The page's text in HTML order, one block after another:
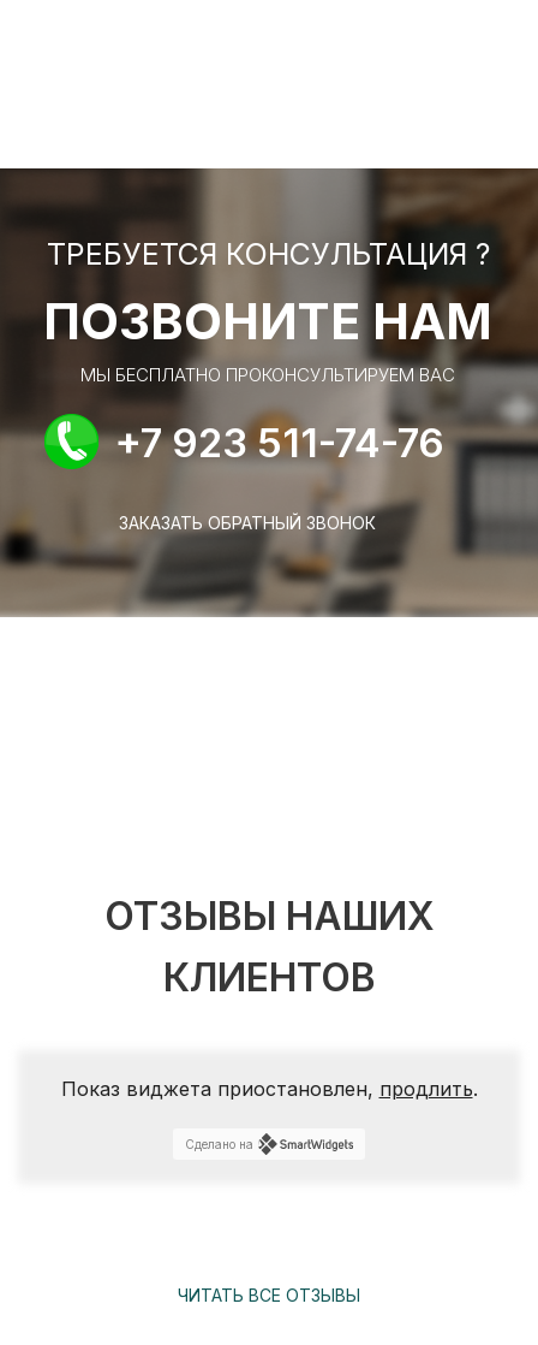
ТРЕБУЕТСЯ КОНСУЛЬТАЦИЯ ?
ПОЗВОНИТЕ НАМ
МЫ БЕСПЛАТНО ПРОКОНСУЛЬТИРУЕМ ВАС
+7 923 511-74-76
ЗАКАЗАТЬ ОБРАТНЫЙ ЗВОНОК
ОТЗЫВЫ НАШИХ
КЛИЕНТОВ
Показ виджета приостановлен, продлить.
Сделано на
ЧИТАТЬ ВСЕ ОТЗЫВЫ